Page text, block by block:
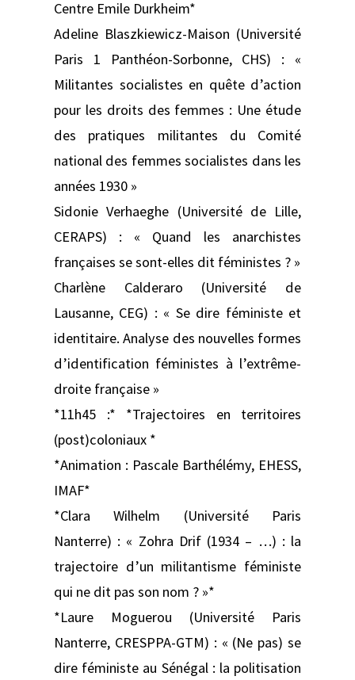
Centre Emile Durkheim*
Adeline Blaszkiewicz-Maison (Université
Paris 1 Panthéon-Sorbonne, CHS) : «
Militantes socialistes en quête d’action
pour les droits des femmes : Une étude
des pratiques militantes du Comité
national des femmes socialistes dans les
années 1930 »
Sidonie Verhaeghe (Université de Lille,
CERAPS) : « Quand les anarchistes
françaises se sont-elles dit féministes ? »
Charlène Calderaro (Université de
Lausanne, CEG) : « Se dire féministe et
identitaire. Analyse des nouvelles formes
d’identification féministes à l’extrême-
droite française »
*11h45 :* *Trajectoires en territoires
(post)coloniaux *
*Animation : Pascale Barthélémy, EHESS,
IMAF*
*Clara Wilhelm (Université Paris
Nanterre) : « Zohra Drif (1934 – …) : la
trajectoire d’un militantisme féministe
qui ne dit pas son nom ? »*
*Laure Moguerou (Université Paris
Nanterre, CRESPPA-GTM) : « (Ne pas) se
dire féministe au Sénégal : la politisation